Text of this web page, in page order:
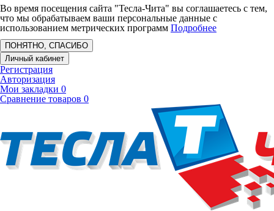
Во время посещения сайта "Тесла-Чита" вы соглашаетесь с тем,
что мы обрабатываем ваши персональные данные с
использованием метрических программ Подробнее
ПОНЯТНО, СПАСИБО
Личный кабинет
Регистрация
Авторизация
Мои закладки 0
Сравнение товаров 0